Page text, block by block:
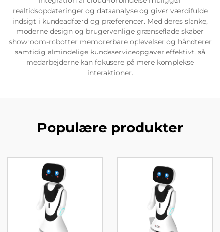
realtidsopdateringer og dataanalyse og giver værdifulde
indsigt i kundeadfærd og præferencer. Med deres slanke,
moderne design og brugervenlige grænseflade skaber
showroom-robotter memorerbare oplevelser og håndterer
samtidig almindelige kundeserviceopgaver effektivt, så
medarbejderne kan fokusere på mere komplekse
interaktioner.
Populære produkter